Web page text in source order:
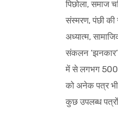
पिछोला, समाज
संस्मरण, पंछी की
अध्यात्म,
संकलन ‘झनकार’
में से लगभग 500
को अनेक पत्र भी
कुछ उपलब्ध